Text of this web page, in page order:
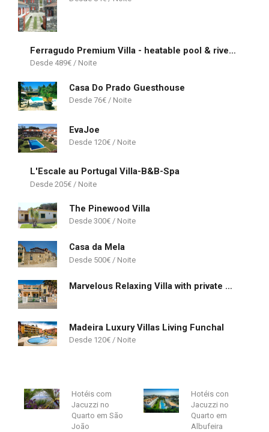
Ferragudo Premium Villa - heatable pool & river views
489€
Casa Do Prado Guesthouse
76€
EvaJoe
120€
L'Escale au Portugal Villa-B&B-Spa
205€
The Pinewood Villa
300€
Casa da Mela
500€
Marvelous Relaxing Villa with private pool
Madeira Luxury Villas Living Funchal
120€
Hotéis com
Jacuzzi no
Quarto em São
João
Hotéis con
Jacuzzi no
Quarto em
Albufeira